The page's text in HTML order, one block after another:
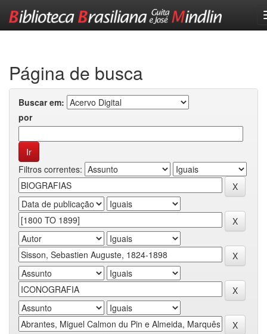
Página de busca
Buscar em:
por
Filtros correntes: